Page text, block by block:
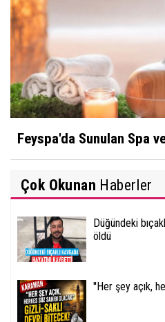
Feyspa'da Sunulan Spa
Çok Okunan Haberler
Düğündeki
öldü
''Her şey açık,